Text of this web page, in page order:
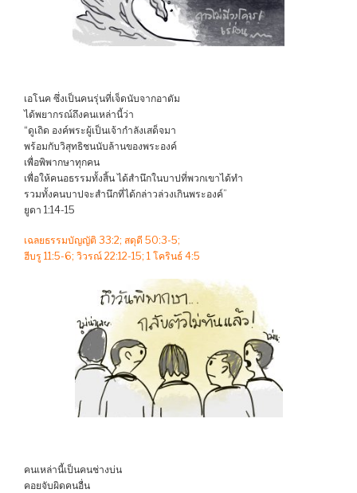
เอโนค ซึ่งเป็นคนรุ่นที่เจ็ดนับจากอาดัม
ได้พยากรณ์ถึงคนเหล่านี้ว่า
“ดูเถิด องค์พระผู้เป็นเจ้ากำลังเสด็จมา
พร้อมกับวิสุทธิชนนับล้านของพระองค์
เพื่อพิพากษาทุกคน
เพื่อให้คนอธรรมทั้งสิ้น ได้สำนึกในบาปที่พวกเขาได้ทำ
รวมทั้งคนบาปจะสำนึกที่ได้กล่าวล่วงเกินพระองค์”
ยูดา 1:14-15
เฉลยธรรมบัญญัติ 33:2; สดุดี 50:3-5;
ฮีบรู 11:5-6; วิวรณ์ 22:12-15; 1 โครินธ์ 4:5
คนเหล่านี้เป็นคนช่างบ่น
คอยจับผิดคนอื่น